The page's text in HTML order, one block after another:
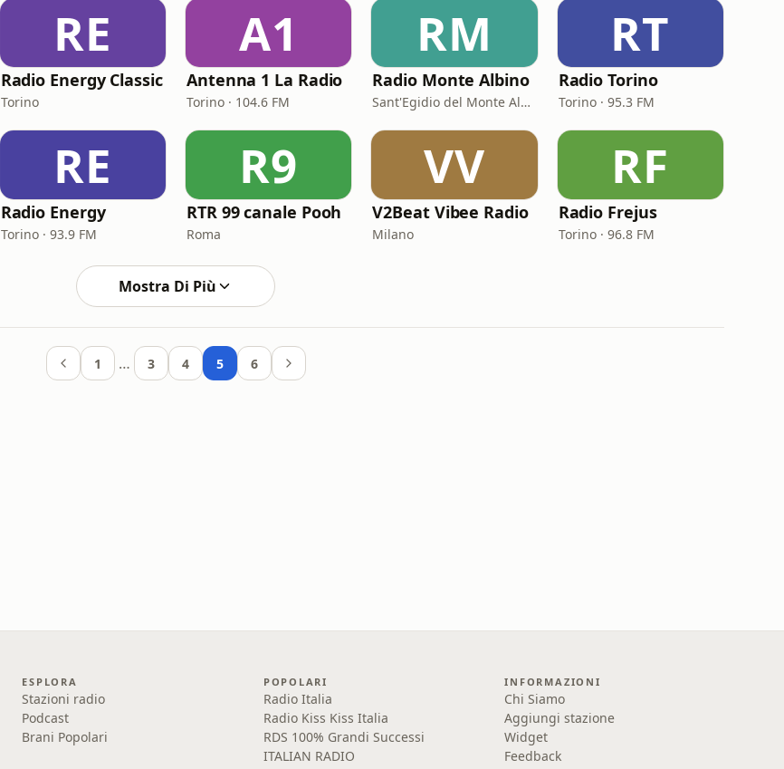
RE
Radio Energy Classic
Torino
A1
Antenna 1 La Radio
Torino · 104.6 FM
RM
Radio Monte Albino
Sant'Egidio del Monte Albino · 99.5 FM
RT
Radio Torino
Torino · 95.3 FM
RE
Radio Energy
Torino · 93.9 FM
R9
RTR 99 canale Pooh
Roma
VV
V2Beat Vibee Radio
Milano
RF
Radio Frejus
Torino · 96.8 FM
Mostra Di Più
1 … 3 4 5 6
ESPLORA
Stazioni radio
Podcast
Brani Popolari
POPOLARI
Radio Italia
Radio Kiss Kiss Italia
RDS 100% Grandi Successi
ITALIAN RADIO
INFORMAZIONI
Chi Siamo
Aggiungi stazione
Widget
Feedback